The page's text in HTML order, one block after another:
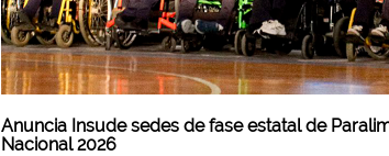
Anuncia Insude sedes de fase estatal de
Nacional 2026